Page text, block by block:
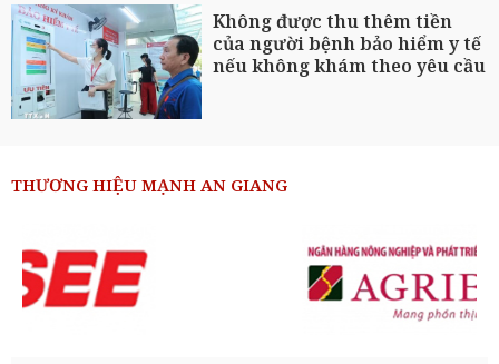
Không được thu thêm tiền
của người bệnh bảo hiểm y tế
nếu không khám theo yêu cầu
THƯƠNG HIỆU MẠNH AN GIANG